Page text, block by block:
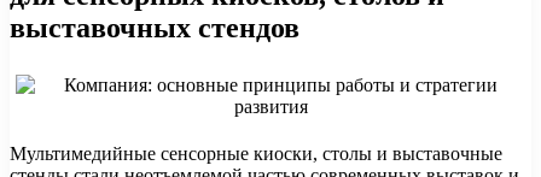
выставочных стендов
Мультимедийные сенсорные киоски, столы и выставочные